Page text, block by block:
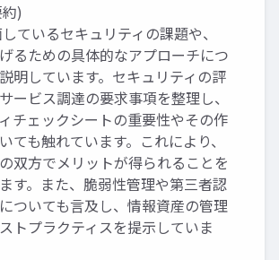
)
ているセキュリティの課題や、
るための具体的なアプローチにつ
明しています。セキュリティの評
ービス調達の要求事項を整理し、
チェックシートの重要性やその作
ても触れています。これにより、
双方でメリットが得られることを
す。また、脆弱性管理や第三者認
ついても言及し、情報資産の管理
トプラクティスを提示していま